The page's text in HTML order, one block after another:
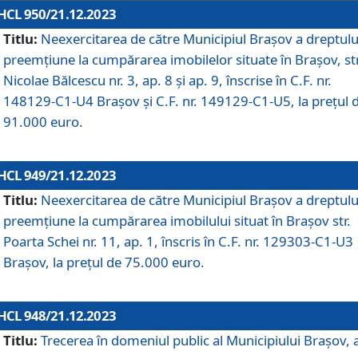
950/21.12.2023
Titlu: Neexercitarea de către Municipiul Brașov a
preemțiune la cumpărarea imobilelor situate în Brașov,
Nicolae Bălcescu nr. 3, ap. 8 și ap. 9, înscrise în C.F. nr.
148129-C1-U4 Brașov și C.F. nr. 149129-C1-U5, la prețul
91.000 euro.
949/21.12.2023
Titlu: Neexercitarea de către Municipiul Brașov a
preemțiune la cumpărarea imobilului situat în Brașov str.
Poarta Schei nr. 11, ap. 1, înscris în C.F. nr. 129303-C1-U3
Brașov, la prețul de 75.000 euro.
948/21.12.2023
Titlu: Trecerea în domeniul public al Municipiului Braşov,